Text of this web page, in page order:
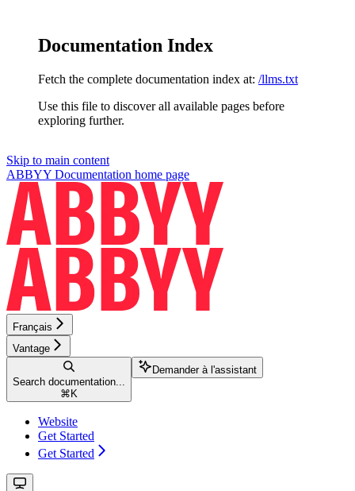
Documentation Index
Fetch the complete documentation index at: /llms.txt
Use this file to discover all available pages before
exploring further.
Skip to main content
ABBYY Documentation home page
Français
Vantage
Search documentation...
⌘ K
Demander à l'assistant
Website
Get Started
Get Started